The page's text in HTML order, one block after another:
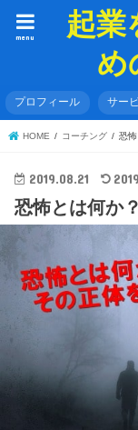
起業
め
menu
プロフィール サー
HOME コーチング 恐
2019.08.21
恐怖とは何か？